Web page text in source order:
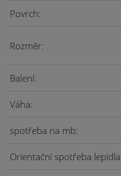
Povrch
Rozměr
Balení
Váha
spotřeba na mb
Orientační spotřeba lepidla